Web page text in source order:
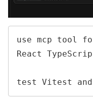
use mcp tool
React
test Vitest